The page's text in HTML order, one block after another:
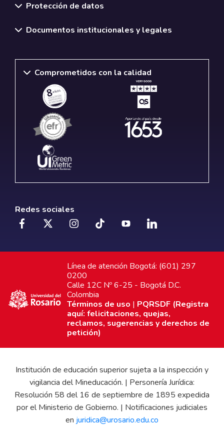
Protección de datos
Documentos institucionales y legales
Comprometidos con la calidad
Redes sociales
Línea de atención Bogotá: (601) 297
0200
Calle 12C Nº 6-25 - Bogotá D.C.
Colombia
Términos de uso | PQRSDF (Registra
aquí: felicitaciones, quejas,
reclamos, sugerencias y derechos de
petición)
Institución de educación superior sujeta a la inspección y
vigilancia del Mineducación. | Personería Jurídica:
Resolución 58 del 16 de septiembre de 1895 expedida
por el Ministerio de Gobierno. | Notificaciones judiciales
en juridica@urosario.edu.co